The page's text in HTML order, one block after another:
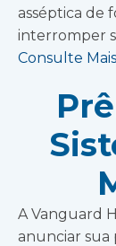
asséptica de
interromper
Consulte
A Vanguard
anunciar